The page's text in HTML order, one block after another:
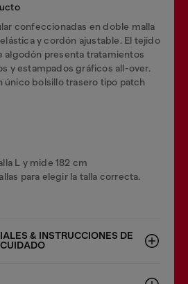
confeccionadas en doble malla
y cordón ajustable. El tejido
algodón presenta tratamientos
y estampados gráficos all-over.
único bolsillo trasero tipo patch
L y mide 182 cm
para elegir la talla correcta.
& INSTRUCCIONES DE
CUIDADO